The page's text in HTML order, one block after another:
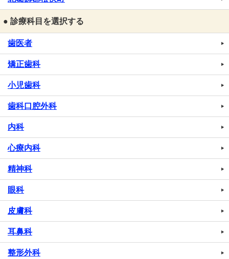
● 診療科目を選択する
歯医者
矯正歯科
小児歯科
歯科口腔外科
内科
心療内科
精神科
眼科
皮膚科
耳鼻科
整形外科